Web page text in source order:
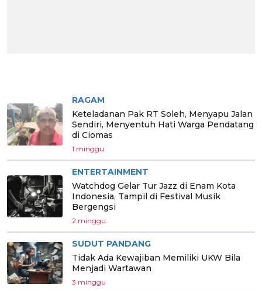
RAGAM
Keteladanan Pak RT Soleh, Menyapu Jalan
Sendiri, Menyentuh Hati Warga Pendatang
di Ciomas
1 minggu
ENTERTAINMENT
Watchdog Gelar Tur Jazz di Enam Kota
Indonesia, Tampil di Festival Musik
Bergengsi
2 minggu
SUDUT PANDANG
Tidak Ada Kewajiban Memiliki UKW Bila
Menjadi Wartawan
3 minggu